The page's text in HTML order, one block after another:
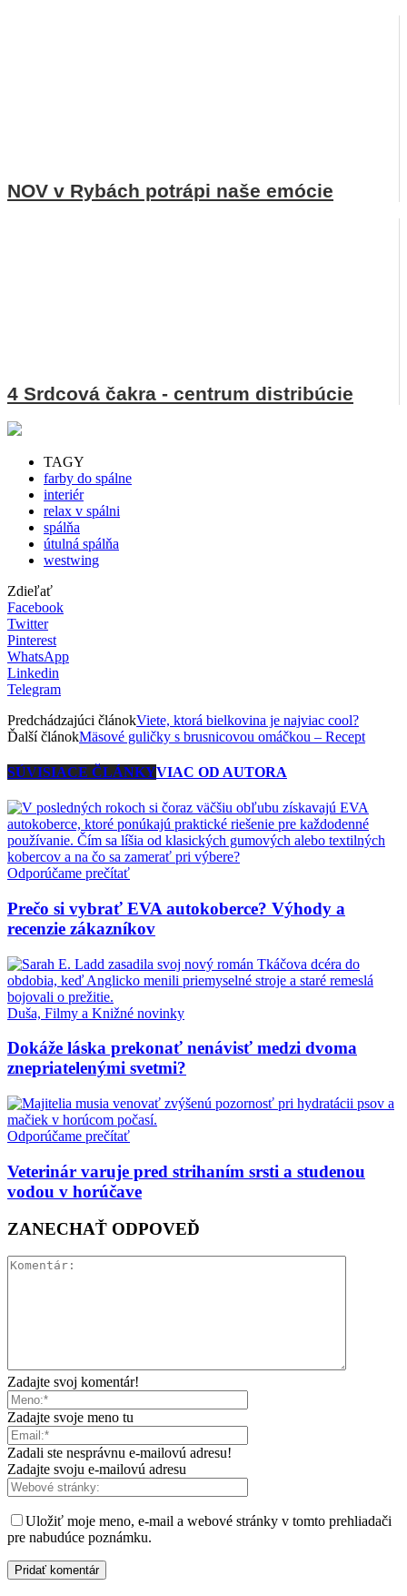
NOV v Rybách potrápi naše emócie
4 Srdcová čakra - centrum distribúcie
TAGY
farby do spálne
interiér
relax v spálni
spálňa
útulná spálňa
westwing
Zdieľať
Facebook
Twitter
Pinterest
WhatsApp
Linkedin
Telegram
Predchádzajúci článokViete, ktorá bielkovina je najviac cool?
Ďalší článokMäsové guličky s brusnicovou omáčkou – Recept
SÚVISIACE ČLÁNKYVIAC OD AUTORA
Odporúčame prečítať
Prečo si vybrať EVA autokoberce? Výhody a
recenzie zákazníkov
Duša, Filmy a Knižné novinky
Dokáže láska prekonať nenávisť medzi dvoma
znepriatelenými svetmi?
Odporúčame prečítať
Veterinár varuje pred strihaním srsti a studenou
vodou v horúčave
ZANECHAŤ ODPOVEĎ
Zadajte svoj komentár!
Zadajte svoje meno tu
Zadali ste nesprávnu e-mailovú adresu!
Zadajte svoju e-mailovú adresu
Uložiť moje meno, e-mail a webové stránky v tomto prehliadači
pre nabudúce poznámku.